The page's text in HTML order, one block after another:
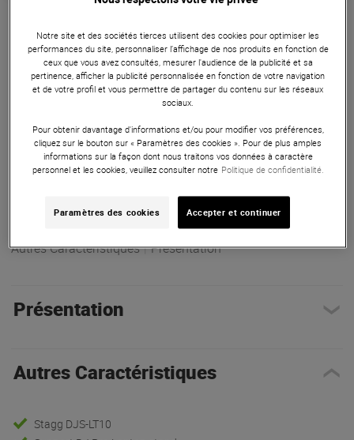
Garantie3 ans
Stands & Racks
Le Stagg DJS-LT10 est un support DJ noir conçu pour offrir
une solution pratique et élégante pour les DJs qui utilisent
des laptops, contrôleurs USB, lecteurs CD ou des consoles
de mixage. Avec sa qualité de fabrication professionnelle et
sa facilité d'utilisation, il est parfaitement adapté aux
besoins des DJs professionnels.
Autres Caractéristiques | Présentation
Présentation
Autres Caractéristiques
Stagg DJS-LT10
Notre site et des sociétés tierces utilisent des cookies pour optimiser les
performances du site, personnaliser l’affichage de nos produits en fonction de
ceux que vous avez consultés, mesurer l'audience de la publicité et sa
pertinence, afficher la publicité personnalisée en fonction de votre navigation
et de votre profil et vous permettre de partager du contenu sur les réseaux
sociaux.
Pour obtenir davantage d'informations et/ou pour modifier vos préférences,
cliquez sur le bouton sur « Paramètres des cookies ». Pour de plus amples
informations sur la façon dont nous traitons vos données à caractère
personnel et les cookies, veuillez consulter notre Politique de confidentialité.
Paramètres des cookies Accepter et continuer